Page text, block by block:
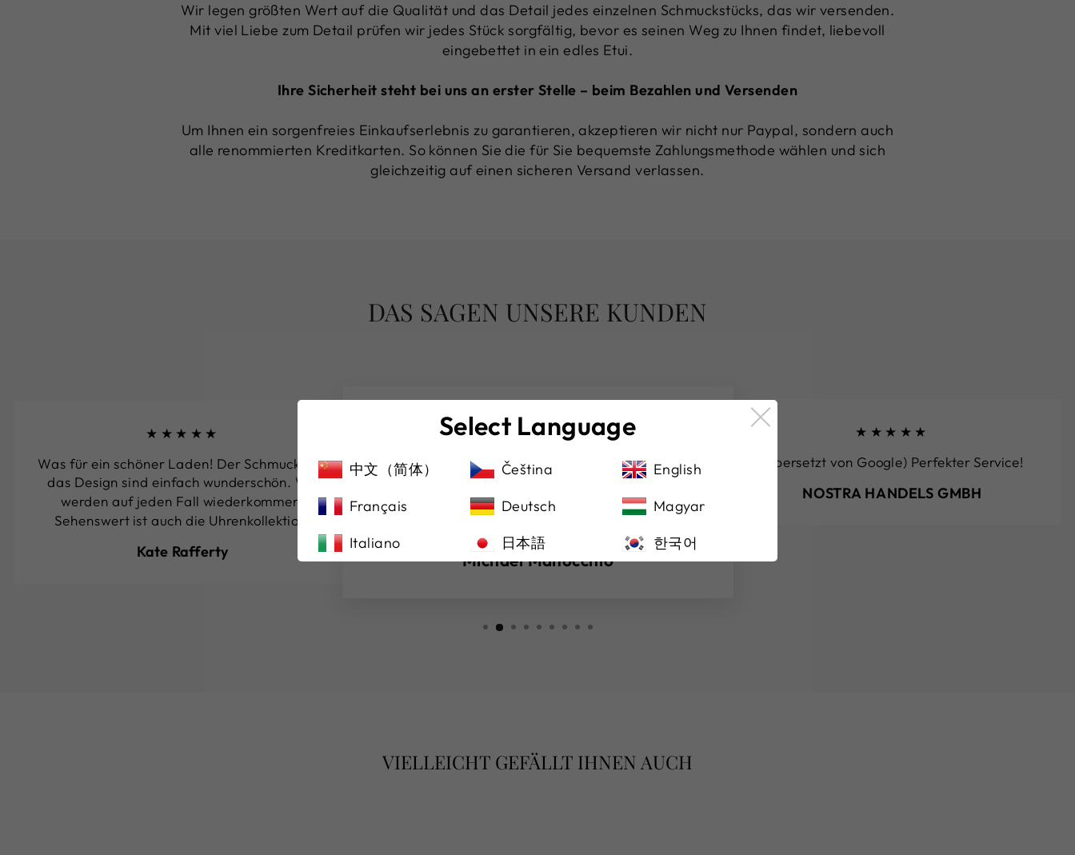
Wir legen größten Wert auf die Qualität und das Detail jedes einzelnen Schmuckstücks, das wir versenden.
Mit viel Liebe zum Detail prüfen wir jedes Stück sorgfältig, bevor es seinen Weg zu Ihnen findet, liebevoll
eingebettet in ein edles Etui.
Ihre Sicherheit steht bei uns an erster Stelle – beim Bezahlen und Versenden
Um Ihnen ein sorgenfreies Einkaufserlebnis zu garantieren, akzeptieren wir nicht nur Paypal, sondern auch
alle renommierten Kreditkarten. So können Sie die für Sie bequemste Zahlungsmethode wählen und sich
gleichzeitig auf einen sicheren Versand verlassen.
DAS SAGEN UNSERE KUNDEN
★★★★★
Was für ein schöner Laden! Der Schmuck und
das Design sind einfach wunderschön. Wir
werden auf jeden Fall wiederkommen.
Sehenswert ist auch die Uhrenkollektion.
Kate Rafferty
★★★★★
(Übersetzt von Google) Von hier aus eine
schöne Uhr gekauft, sehr zu empfehlen!
(Original)Purchased a beautiful watch from
Michael Manocchio
★★★★★
(Übersetzt von Google) Perfekter Service!
NOSTRA HANDELS GMBH
VIELLEICHT GEFÄLLT IHNEN AUCH
Select Language
中文（简体） Čeština
English
Français
Deutsch
Magyar
Italiano
日本語 한국어